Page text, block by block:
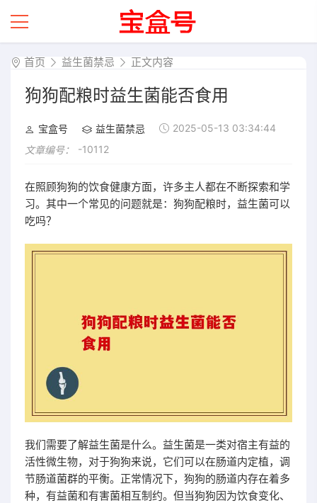
首页 益生菌禁忌 正文内容
狗狗配粮时益生菌能否食用
宝盒号 益生菌禁忌
2025-05-13 03:34:44
文章编号：
-10112
在照顾狗狗的饮食健康方面，许多主人都在不断探索和学
习。其中一个常见的问题就是：狗狗配粮时，益生菌可以
吃吗？
我们需要了解益生菌是什么。益生菌是一类对宿主有益的
活性微生物，对于狗狗来说，它们可以在肠道内定植，调
节肠道菌群的平衡。正常情况下，狗狗的肠道内存在着多
种，有益菌和有害菌相互制约。但当狗狗因为饮食变化、